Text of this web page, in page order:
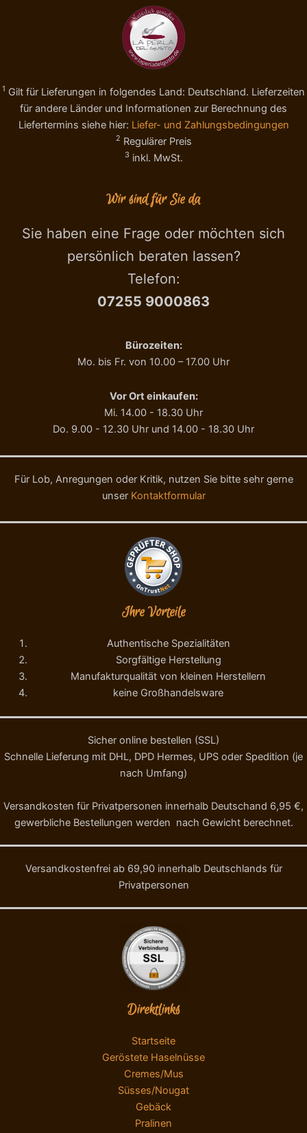
1 Gilt für Lieferungen in folgendes Land: Deutschland. Lieferzeiten
für andere Länder und Informationen zur Berechnung des
Liefertermins siehe hier: Liefer- und Zahlungsbedingungen
2 Regulärer Preis
3 inkl. MwSt.
Wir sind für Sie da
Sie haben eine Frage oder möchten sich
persönlich beraten lassen?
Telefon:
07255 9000863
Bürozeiten:
Mo. bis Fr. von 10.00 – 17.00 Uhr
Vor Ort einkaufen:
Mi. 14.00 - 18.30 Uhr
Do. 9.00 - 12.30 Uhr und 14.00 - 18.30 Uhr
Für Lob, Anregungen oder Kritik, nutzen Sie bitte sehr gerne
unser Kontaktformular
Ihre Vorteile
Authentische Spezialitäten
Sorgfältige Herstellung
Manufakturqualität von kleinen Herstellern
keine Großhandelsware
Sicher online bestellen (SSL)
Schnelle Lieferung mit DHL, DPD Hermes, UPS oder Spedition (je
nach Umfang)
Versandkosten für Privatpersonen innerhalb Deutschand 6,95 €,
gewerbliche Bestellungen werden nach Gewicht berechnet.
Versandkostenfrei ab 69,90 innerhalb Deutschlands für
Privatpersonen
Direktlinks
Startseite
Geröstete Haselnüsse
Cremes/Mus
Süsses/Nougat
Gebäck
Pralinen